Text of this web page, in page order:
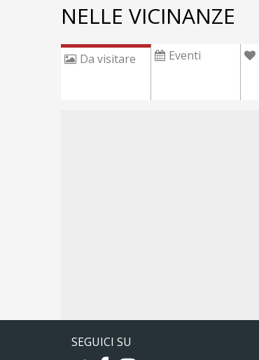
NELLE VICINANZE
Da visitare Eventi
SEGUICI SU